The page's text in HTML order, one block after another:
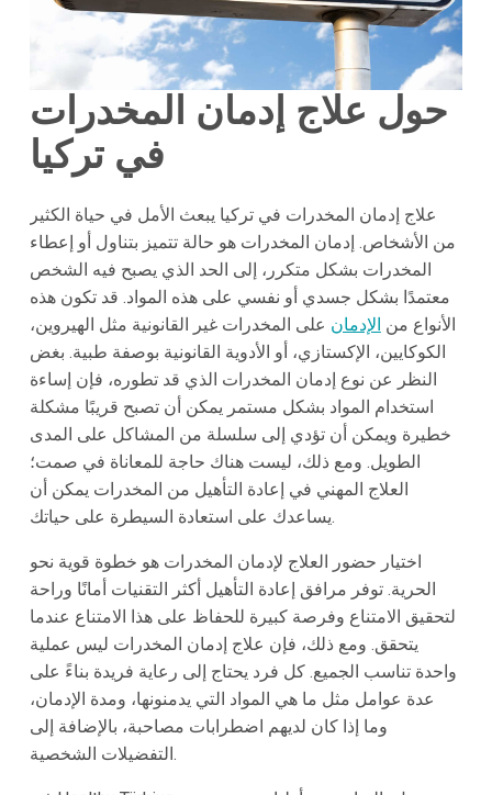
حول علاج إدمان المخدرات
في تركيا
علاج إدمان المخدرات في تركيا يبعث الأمل في حياة الكثير
من الأشخاص. إدمان المخدرات هو حالة تتميز بتناول أو إعطاء
المخدرات بشكل متكرر، إلى الحد الذي يصبح فيه الشخص
معتمدًا بشكل جسدي أو نفسي على هذه المواد. قد تكون هذه
الأنواع من الإدمان على المخدرات غير القانونية مثل الهيروين،
الكوكايين، الإكستازي، أو الأدوية القانونية بوصفة طبية. بغض
النظر عن نوع إدمان المخدرات الذي قد تطوره، فإن إساءة
استخدام المواد بشكل مستمر يمكن أن تصبح قريبًا مشكلة
خطيرة ويمكن أن تؤدي إلى سلسلة من المشاكل على المدى
الطويل. ومع ذلك، ليست هناك حاجة للمعاناة في صمت؛
العلاج المهني في إعادة التأهيل من المخدرات يمكن أن
يساعدك على استعادة السيطرة على حياتك.
اختيار حضور العلاج لإدمان المخدرات هو خطوة قوية نحو
الحرية. توفر مرافق إعادة التأهيل أكثر التقنيات أمانًا وراحة
لتحقيق الامتناع وفرصة كبيرة للحفاظ على هذا الامتناع عندما
يتحقق. ومع ذلك، فإن علاج إدمان المخدرات ليس عملية
واحدة تناسب الجميع. كل فرد يحتاج إلى رعاية فريدة بناءً على
عدة عوامل مثل ما هي المواد التي يدمنونها، ومدة الإدمان،
وما إذا كان لديهم اضطرابات مصاحبة، بالإضافة إلى
التفضيلات الشخصية.